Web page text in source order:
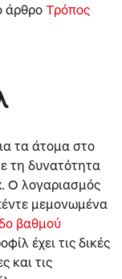
άρθρο Τρόπος
τα άτομα στο
τη δυνατότητα
Ο λογαριασμός
μεμονωμένα
βαθμού
έχει τις δικές
και τις